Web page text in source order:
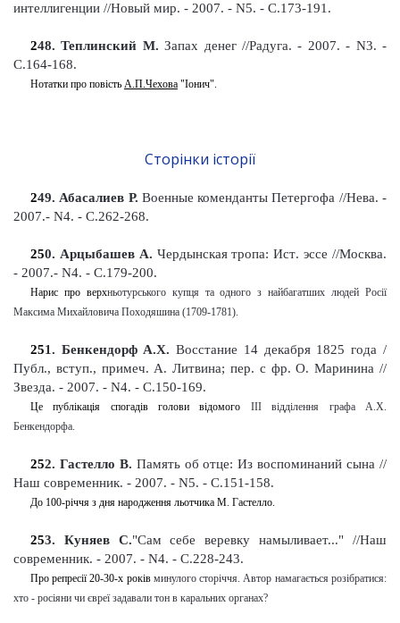
интеллигенции //Новый мир. - 2007. - N5. - С.173-191 .
248. Теплинский М. Запах денег //Радуга. - 2007. - N3. -
С.164-168.
Нотатки про повість А.П.Чехова"Іонич".
Сторінки історії
249. Абасалиев Р. Военные коменданты Петергофа //Нева. -
2007.- N4. - С.262-268.
250. Арцыбашев А. Чердынская тропа: Ист. эссе //Москва.
- 2007.- N4. - С.179-200.
Нарис про верхньотурського купця та одного з найбагатших людей Росії
Максима Михайловича Походяшина (1709-1781).
251. Бенкендорф А.Х. Восстание 14 декабря 1825 года /
Публ., вступ., примеч. А. Литвина; пер. с фр. О. Маринина //
Звезда. - 2007. - N4. - С.150-169.
Це публікація спогадів голови відомого IIIвідділення графа А.Х.
Бенкендорфа.
252. Гастелло В. Память об отце: Из воспоминаний сына //
Наш современник. - 2007. - N5. - С.151-158.
До 100-річчя з дня народження льотчика М. Гастелло.
253. Куняев С."Сам себе веревку намыливает..." //Наш
современник. - 2007. - N4. - С.228-243.
Про репресії 20-30-х роківминулого сторіччя. Автор намагається розібратися:
хто - росіяни чи євреї задавали тон в каральних органах?